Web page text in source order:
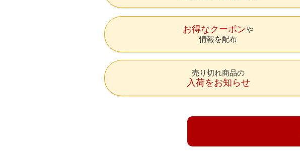
お得なクーポン
情報を配布
売り切れ商品の
入荷をお知らせ